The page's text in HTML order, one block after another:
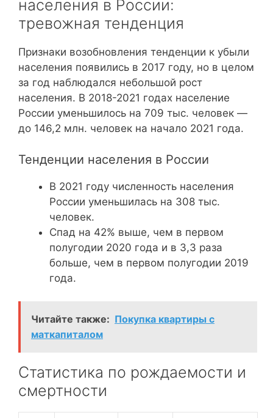
населения в России:
тревожная тенденция
Признаки возобновления тенденции к убыли
населения появились в 2017 году, но в целом
за год наблюдался небольшой рост
населения. В 2018-2021 годах население
России уменьшилось на 709 тыс. человек —
до 146,2 млн. человек на начало 2021 года.
Тенденции населения в России
В 2021 году численность населения
России уменьшилась на 308 тыс.
человек.
Спад на 42% выше, чем в первом
полугодии 2020 года и в 3,3 раза
больше, чем в первом полугодии 2019
года.
Читайте также: Покупка квартиры с
маткапиталом
Статистика по рождаемости и
смертности